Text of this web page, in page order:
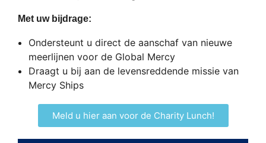
Met uw bijdrage:
Ondersteunt u direct de aanschaf van nieuwe
meerlijnen voor de Global Mercy
Draagt u bij aan de levensreddende missie van
Mercy Ships
Meld u hier aan voor de Charity Lunch!